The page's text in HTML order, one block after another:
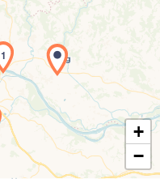
1
+
−